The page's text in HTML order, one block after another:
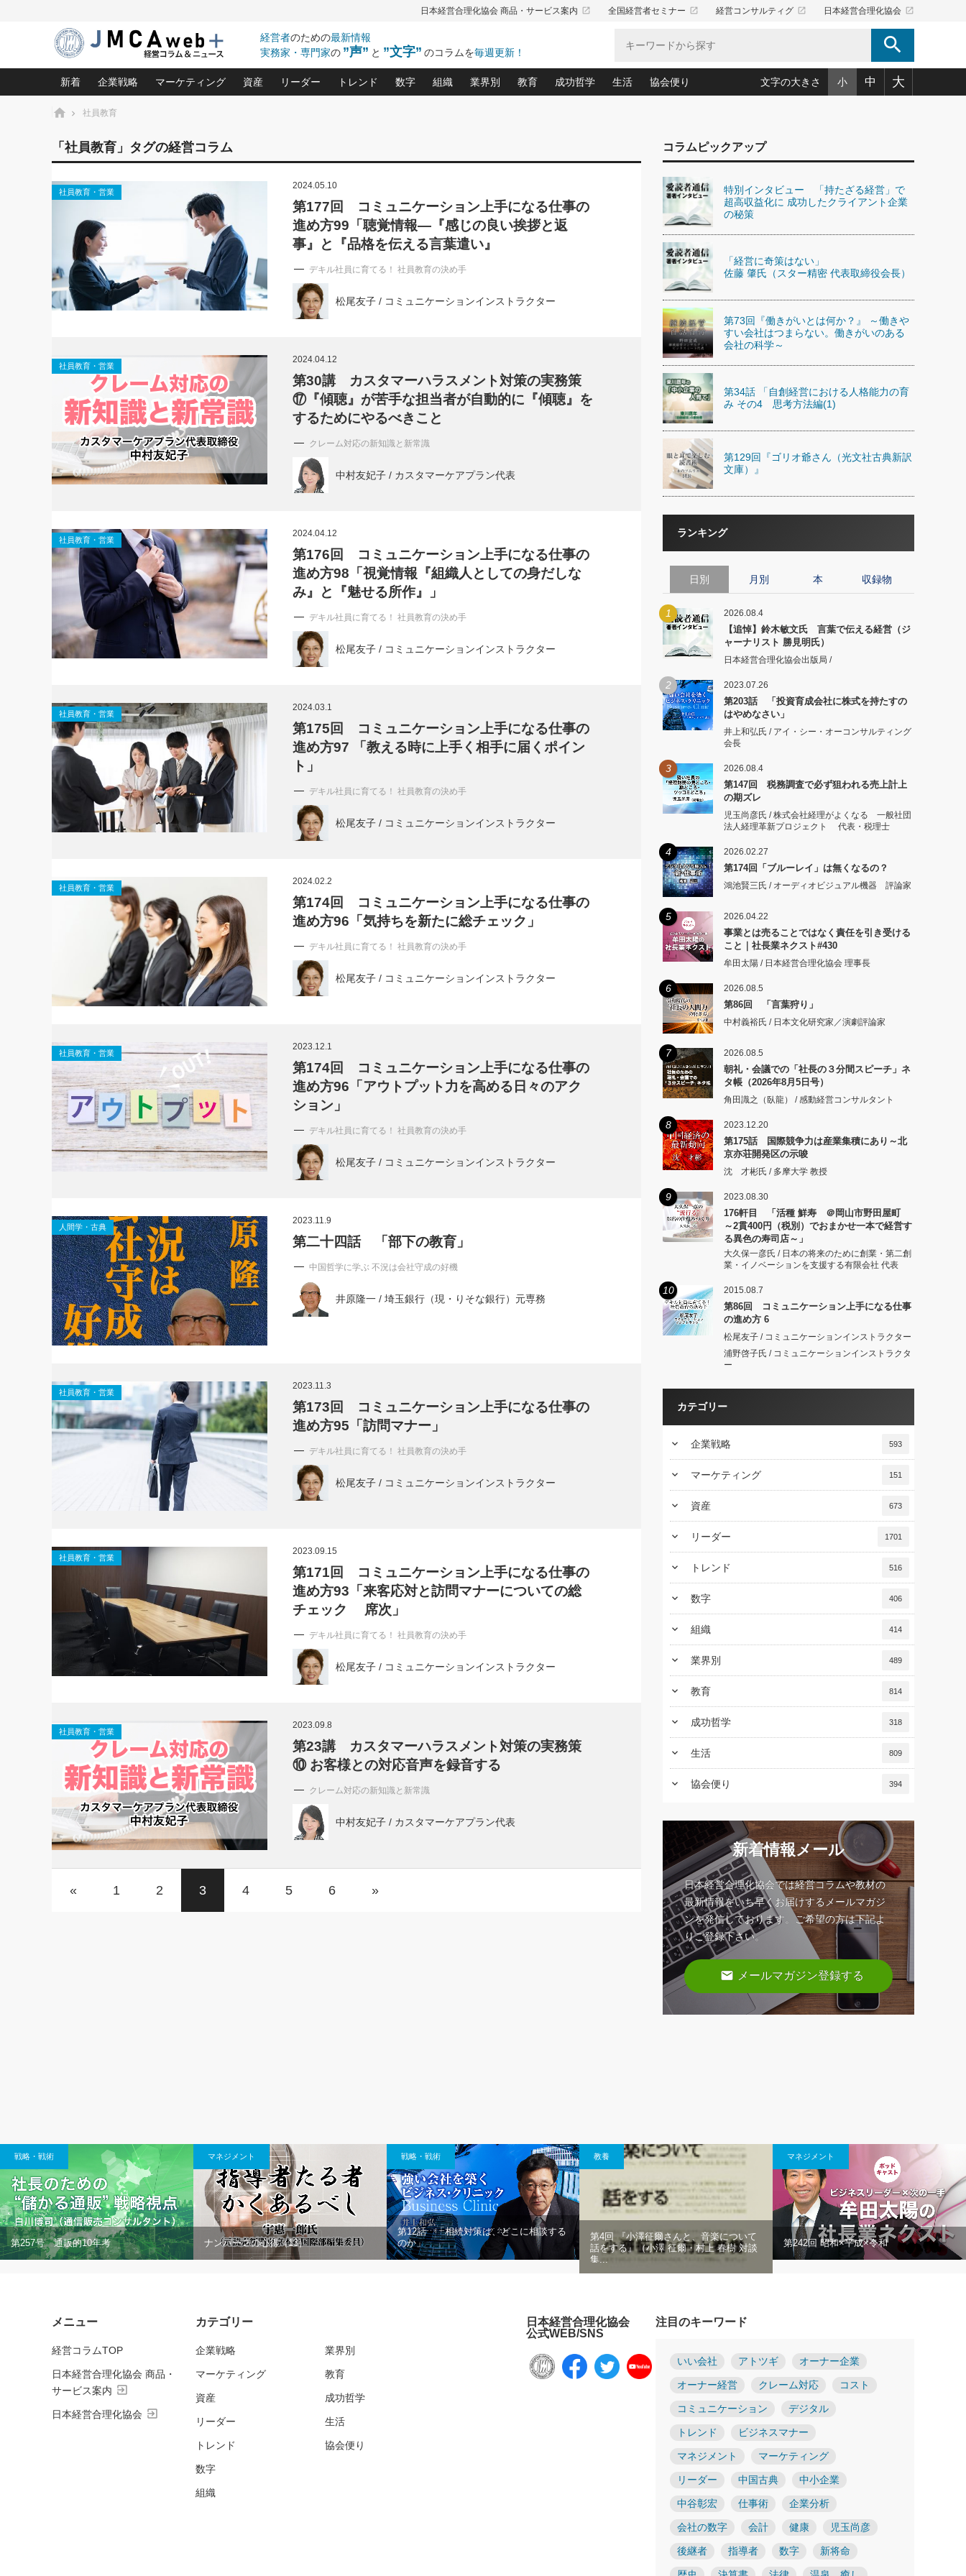
日本経営合理化協会 商品・サービス案内 launch 全国経営者セミナー launch 経営コンサルティグ launch 日本経営合理化協会 launch
経営者のための最新情報
実務家・専門家の ”声” と ”文字” のコラムを毎週更新！ search
新着
2026.08.5
朝礼・会議での「社長の３分間
スピーチ」ネタ帳（2026年8月5
日号）
2026.08.5
第109話 伝統的産品を21世紀
に生かし切る！
2026.08.5
第86回 「言葉狩り」
2026.08.5
社長は「能力」の前に「資質」
が大事／社長業ネクスト #445
【追悼】鈴木敏文氏 言葉で伝
見明氏）
もっとみる
企業戦略
中小企業の「１位づくり」戦略(96)
利益を最大化する「業務改善」横田尚哉氏(5)
強い会社を築く ビジネス・クリニック(240)
日本レーザー「人を大切にしながら利益を上げる経営」の極意
(3)
武器としてのM&A入門(3)
社長のための“儲かる通販”戦略視点(151)
継続経営 百話百行(85)
マーケティング
ネット戦略成功の秘訣 圧倒的に儲かる仕組みづくり講座(12)
ビジネスを一瞬で制する！一流グローバル経営者は知ってい
ロングセラーの玉手箱(9)
大復活＆快進撃！ユニバーサルスタジオジャパンの成功要因と
最高の自分を表現する 成功イメージ戦略(77)
酒井光雄 成功事例に学ぶ繁栄企業のブランド戦略(39)
資産
どうなる金融業界(39)
中国経済の最新動向(204)
事業承継の前に、決めておきたい、知っておきたい、やってお
きたいコト(12)
会社と社長のための資産管理講座(95)
深読み企業分析(152)
リーダー
ビジネスリーダー×次の一手「牟田太陽の社長業ネクスト」
ピョートル・F・グジバチの『経営戦略の新常識』(12)
指導者たる者かくあるべし(635)
朝礼・会議での「社長の３分間スピーチ」ネタ帳(159)
楠木建の「経営知になる考え方」(57)
次もあなたにお願いしたいと思われる「一流の仕事術」(28)
社長の口ぐせ経営哲学(100)
トレンド
北村森の「今月のヒット商品」(109)
次の売れ筋をつかむ術(102)
社長のメシの種 4.0(206)
数字
おカネが残る決算書にするために、やっておきたいこと(34)
強い決算書の会社はココが違う！(36)
損益分岐点を下げる、Ｐ／Ｌ不況時代の新戦略(12)
賢い社長の「経理財務の見どころ・勘どころ・ツッコミどこ
組織
中小企業の新たな法律リスク(178)
賃金決定の定石(68)
顧客・社員・社会から支持される「ウェルビーイング経営入
門」(23)
業界別
売れる住宅を創る 100の視点(100)
大久保一彦の“流行る”お店の仕組みづくり(210)
柿内幸夫─社長のための現場改善(174)
教育
あなただからお願いしたいと思われる 気配りの達人(127)
クレーム対応 実践マニュアル(92)
クレーム対応の新知識と新常識(57)
デキル社員に育てる！ 社員教育の決め手(203)
東川鷹年の「中小企業の人育て」(38)
業績アップにつながる！ワンランク上の手紙・メール術(100)
欧米資産家に学ぶ二世教育(100)
成功哲学
中国哲学に学ぶ 不況は会社守成の好機(38)
令和時代の「社長の人間力の磨き方」(86)
先人の名句名言の教え 東洋思想に学ぶ経営学(132)
渡部昇一の「日本の指導者たち」(32)
経営に活かす“十八史略”(30)
生活
おのころ心平の ──社長のための「か・ら・だマネジメント」
デジタルＡＶを味方に！新・仕事術(180)
リーダー脳の鍛え方(32)
ワインを楽しむ基礎レッスン(12)
必読！社長が読むべき今月の4冊(88)
眼と耳で楽しむ読書術(162)
米国スポーツ・ビジネスに学ぶ心理学(98)
高橋一喜の『これぞ！"本物の温泉"』(157)
協会便り
「愛読者通信」著者インタビュー(44)
ビジネス見聞録 経営ニュース(100)
作間信司の経営無形庵(けいえいむぎょうあん)(166)
経営セミナー情報局(1)
繁栄への着眼点 牟田太陽(76)
講話を聞いて学ぼう 実学・耳学・磨く「ミミガク」のすすめ
文字の大きさ 小 中 大
ホーム 社員教育
「社員教育」タグの経営コラム
社員教育・営業
2024.05.10
第177回 コミュニケーション上手になる仕事の
進め方99「聴覚情報―『感じの良い挨拶と返
事』と『品格を伝える言葉遣い』
デキル社員に育てる！ 社員教育の決め手
松尾友子 / コミュニケーションインストラクター
社員教育・営業
2024.04.12
第30講 カスタマーハラスメント対策の実務策
⑰『傾聴』が苦手な担当者が自動的に『傾聴』を
するためにやるべきこと
クレーム対応の新知識と新常識
中村友妃子 / カスタマーケアプラン代表
社員教育・営業
2024.04.12
第176回 コミュニケーション上手になる仕事の
進め方98「視覚情報『組織人としての身だしな
み』と『魅せる所作』」
デキル社員に育てる！ 社員教育の決め手
松尾友子 / コミュニケーションインストラクター
社員教育・営業
2024.03.1
第175回 コミュニケーション上手になる仕事の
進め方97 「教える時に上手く相手に届くポイン
ト」
デキル社員に育てる！ 社員教育の決め手
松尾友子 / コミュニケーションインストラクター
社員教育・営業
2024.02.2
第174回 コミュニケーション上手になる仕事の
進め方96「気持ちを新たに総チェック」
デキル社員に育てる！ 社員教育の決め手
松尾友子 / コミュニケーションインストラクター
社員教育・営業
2023.12.1
第174回 コミュニケーション上手になる仕事の
進め方96「アウトプット力を高める日々のアク
ション」
デキル社員に育てる！ 社員教育の決め手
松尾友子 / コミュニケーションインストラクター
人間学・古典
2023.11.9
第二十四話 「部下の教育」
中国哲学に学ぶ 不況は会社守成の好機
井原隆一 / 埼玉銀行（現・りそな銀行）元専務
社員教育・営業
2023.11.3
第173回 コミュニケーション上手になる仕事の
進め方95「訪問マナー」
デキル社員に育てる！ 社員教育の決め手
松尾友子 / コミュニケーションインストラクター
社員教育・営業
2023.09.15
第171回 コミュニケーション上手になる仕事の
進め方93「来客応対と訪問マナーについての総
チェック 席次」
デキル社員に育てる！ 社員教育の決め手
松尾友子 / コミュニケーションインストラクター
社員教育・営業
2023.09.8
第23講 カスタマーハラスメント対策の実務策
⑩ お客様との対応音声を録音する
クレーム対応の新知識と新常識
中村友妃子 / カスタマーケアプラン代表
« 1 2 3 4 5 6 »
コラムピックアップ
特別インタビュー 「持たざる経営」で
超高収益化に 成功したクライアント企業
の秘策
「経営に奇策はない」
佐藤 肇氏（スター精密 代表取締役会長）
第73回『働きがいとは何か？』 ～働きや
すい会社はつまらない。働きがいのある
会社の科学～
第34話 「自創経営における人格能力の育
み その4 思考方法編(1)
第129回『ゴリオ爺さん（光文社古典新訳
文庫）』
ランキング
日別 月別 本 収録物
1 2026.08.4
【追悼】鈴木敏文氏 言葉で伝える経営（ジ
ャーナリスト 勝見明氏）
日本経営合理化協会出版局 /
2 2023.07.26
第203話 「投資育成会社に株式を持たすの
はやめなさい」
井上和弘氏 / アイ・シー・オーコンサルティング
会長
3 2026.08.4
第147回 税務調査で必ず狙われる売上計上
の期ズレ
児玉尚彦氏 / 株式会社経理がよくなる 一般社団
法人経理革新プロジェクト 代表・税理士
4 2026.02.27
第174回「ブルーレイ」は無くなるの？
鴻池賢三氏 / オーディオビジュアル機器 評論家
5 2026.04.22
事業とは売ることではなく責任を引き受ける
こと｜社長業ネクスト#430
牟田太陽 / 日本経営合理化協会 理事長
6 2026.08.5
第86回 「言葉狩り」
中村義裕氏 / 日本文化研究家／演劇評論家
7 2026.08.5
朝礼・会議での「社長の３分間スピーチ」ネ
タ帳（2026年8月5日号）
角田識之（臥龍） / 感動経営コンサルタント
8 2023.12.20
第175話 国際競争力は産業集積にあり～北
京亦荘開発区の示唆
沈 才彬氏 / 多摩大学 教授
9 2023.08.30
176軒目 「活種 鮮寿 ＠岡山市野田屋町
～2貫400円（税別）でおまかせ一本で経営す
る異色の寿司店～」
大久保一彦氏 / 日本の将来のために創業・第二創
業・イノベーションを支援する有限会社 代表
10 2015.08.7
第86回 コミュニケーション上手になる仕事
の進め方 6
松尾友子 / コミュニケーションインストラクター
浦野啓子氏 / コミュニケーションインストラクタ
ー
カテゴリー
keyboard_arrow_down 企業戦略 593
keyboard_arrow_down マーケティング 151
keyboard_arrow_down 資産 673
keyboard_arrow_down リーダー 1701
keyboard_arrow_down トレンド 516
keyboard_arrow_down 数字 406
keyboard_arrow_down 組織 414
keyboard_arrow_down 業界別 489
keyboard_arrow_down 教育 814
keyboard_arrow_down 成功哲学 318
keyboard_arrow_down 生活 809
keyboard_arrow_down 協会便り 394
新着情報メール
日本経営合理化協会では経営コラムや教材の
最新情報をいち早くお届けするメールマガジ
ンを発信しております。ご希望の方は下記よ
りご登録下さい。
email メールマガジン登録する
戦略・戦術
第257号 通販的10年考
マネジメント
ナンバー２の心得（13）
戦略・戦術
第12話 「相続対策は、どこに相談する
のか」
教養
第4回 『小澤征爾さんと、音楽について
話をする』（小澤 征爾・村上 春樹 対談
集...
マネジメント
第242回 昭和×平成×令和
注目のキーワード
いい会社 アトツギ オーナー企業
オーナー経営 クレーム対応 コスト
コミュニケーション デジタル
トレンド ビジネスマナー
マネジメント マーケティング
リーダー 中国古典 中小企業
中谷彰宏 仕事術 企業分析
会社の数字 会計 健康 児玉尚彦
後継者 指導者 数字 新将命
日本経営合理化協会
公式WEB/SNS
メニュー
経営コラムTOP
日本経営合理化協会 商品・
サービス案内 exit_to_app
日本経営合理化協会 exit_to_app
カテゴリー
企業戦略
マーケティング
資産
リーダー
トレンド
数字
組織
業界別
教育
成功哲学
生活
協会便り